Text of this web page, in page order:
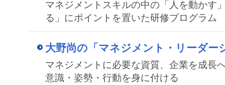
マネジメントスキルの中の「人を動かす
る」にポイントを置いた研修プログラム
大野尚の「マネジメント・リーダー
マネジメントに必要な資質、企業を成長
意識・姿勢・行動を身に付ける